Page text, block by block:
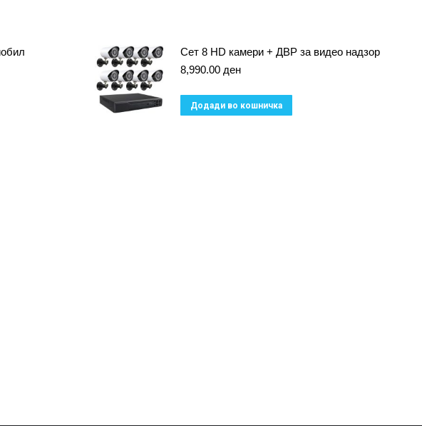
Сет 8 HD камери + ДВР за видео надзор
8,990.00 ден
Додади во кошничка